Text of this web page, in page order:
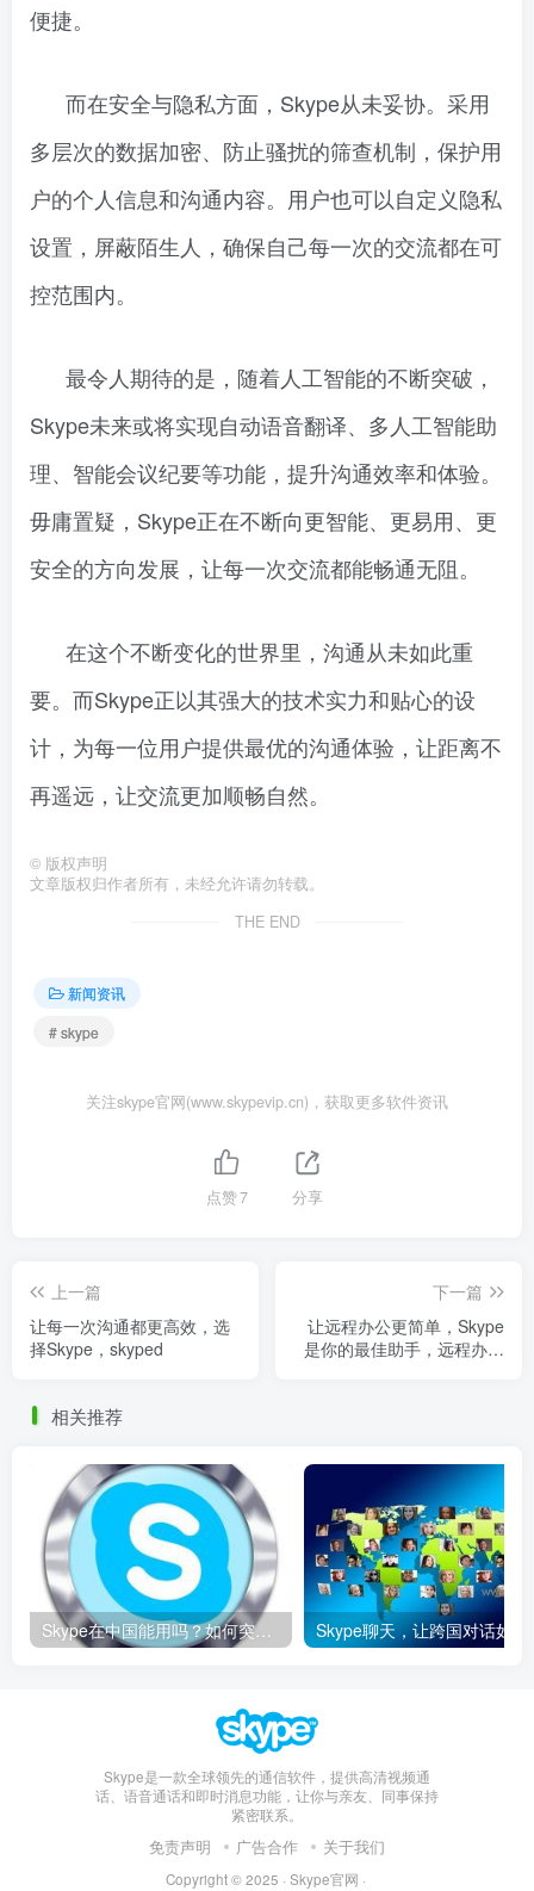
便捷。
而在安全与隐私方面，Skype从未妥协。采用
多层次的数据加密、防止骚扰的筛查机制，保护用
户的个人信息和沟通内容。用户也可以自定义隐私
设置，屏蔽陌生人，确保自己每一次的交流都在可
控范围内。
最令人期待的是，随着人工智能的不断突破，
Skype未来或将实现自动语音翻译、多人工智能助
理、智能会议纪要等功能，提升沟通效率和体验。
毋庸置疑，Skype正在不断向更智能、更易用、更
安全的方向发展，让每一次交流都能畅通无阻。
在这个不断变化的世界里，沟通从未如此重
要。而Skype正以其强大的技术实力和贴心的设
计，为每一位用户提供最优的沟通体验，让距离不
再遥远，让交流更加顺畅自然。
© 版权声明
文章版权归作者所有，未经允许请勿转载。
THE END
新闻资讯
# skype
关注skype官网(www.skypevip.cn)，获取更多软件资讯
点赞7 分享
上一篇
让每一次沟通都更高效，选
择Skype，skyped
下一篇
让远程办公更简单，Skype
是你的最佳助手，远程办公
相关推荐
Skype在中国能用吗？如何突破限制畅享全球通话
Skype是一款全球领先的通信软件，提供高清视频通
话、语音通话和即时消息功能，让你与亲友、同事保持
紧密联系。
免责声明 广告合作 关于我们
Copyright © 2025 · Skype官网 ·